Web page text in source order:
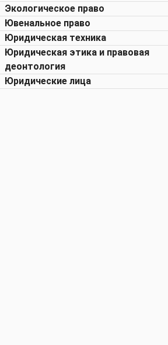
Экологическое право
Ювенальное право
Юридическая техника
Юридическая этика и правовая
деонтология
Юридические лица